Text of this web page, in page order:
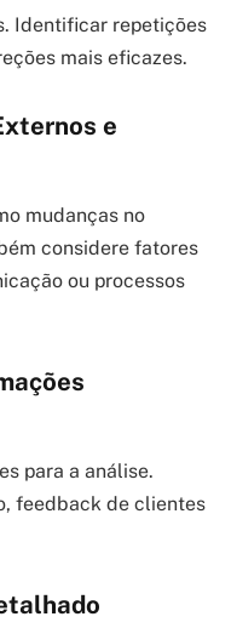
Identificar repetições
mais eficazes.
e
mudanças no
considere fatores
ou processos
para a análise.
feedback de clientes